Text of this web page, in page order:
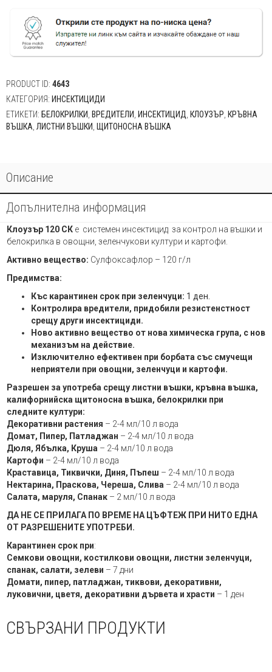
20мл
PRODUCT ID: 4643
КАТЕГОРИЯ: ИНСЕКТИЦИДИ
ЕТИКЕТИ: БЕЛОКРИЛКИ ВРЕДИТЕЛИ ИНСЕКТИЦИД КЛОУЗЪР КРЪВНА
ВЪШКА ЛИСТНИ ВЪШКИ ЩИТОНОСНА ВЪШКА
Описание
Допълнителна информация
Клоузър 120 СК е системен инсектицид за контрол на въшки и
белокрилка в овощни, зеленчукови култури и картофи.
Активно вещество: Сулфоксафлор – 120 г/л
Предимства:
Къс карантинен срок при зеленчуци: 1 ден.
Контролира вредители, придобили резистенстност
срещу други инсектициди.
Ново активно вещество от нова химическа група, с нов
механизъм на действие.
Изключително ефективен при борбата със смучещи
неприятели при овощни, зеленчуци и картофи.
Разрешен за употреба срещу листни въшки, кръвна въшка,
калифорнийска щитоносна въшка, белокрилки при
следните култури:
Декоративни растения – 2-4 мл/10 л вода
Домат, Пипер, Патладжан – 2-4 мл/10 л вода
Дюля, Ябълка, Круша – 2-4 мл/10 л вода
Картофи – 2-4 мл/10 л вода
Краставица, Тиквички, Диня, Пъпеш – 2-4 мл/10 л вода
Нектарина, Праскова, Череша, Слива – 2-4 мл/10 л вода
Салата, маруля, Спанак – 2 мл/10 л вода
ДА НЕ СЕ ПРИЛАГА ПО ВРЕМЕ НА ЦЪФТЕЖ ПРИ НИТО ЕДНА
ОТ РАЗРЕШЕНИТЕ УПОТРЕБИ.
Карантинен срок при:
Семкови овощни, костилкови овощни, листни зеленчуци,
спанак, салати, зелеви – 7 дни
Домати, пипер, патладжан, тиквови, декоративни,
луковични, цветя, декоративни дървета и храсти – 1 ден
СВЪРЗАНИ ПРОДУКТИ